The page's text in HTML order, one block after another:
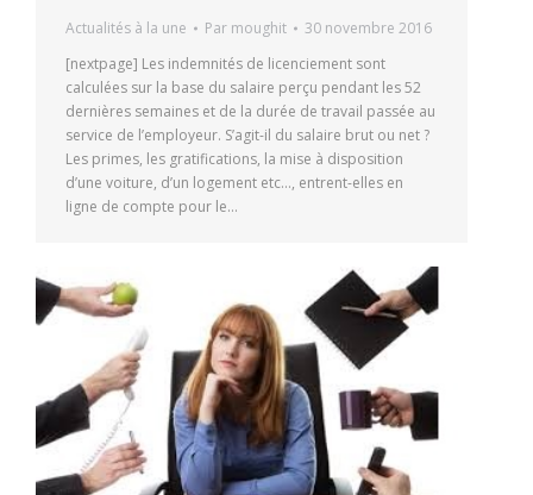
Actualités à la une Par moughit
30 novembre 2016
[nextpage] Les indemnités de licenciement sont
calculées sur la base du salaire perçu pendant les 52
dernières semaines et de la durée de travail passée au
service de l’employeur. S’agit-il du salaire brut ou net ?
Les primes, les gratifications, la mise à disposition
d’une voiture, d’un logement etc…, entrent-elles en
ligne de compte pour le…